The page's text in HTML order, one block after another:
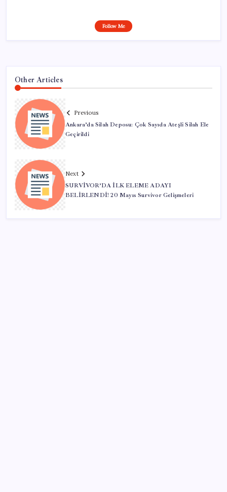
Follow Me
Other Articles
Previous
Ankara’da Silah Deposu: Çok Sayıda Ateşli Silah Ele
Geçirildi
Next
SURVİVOR’DA İLK ELEME ADAYI
BELİRLENDİ! 20 Mayıs Survivor Gelişmeleri